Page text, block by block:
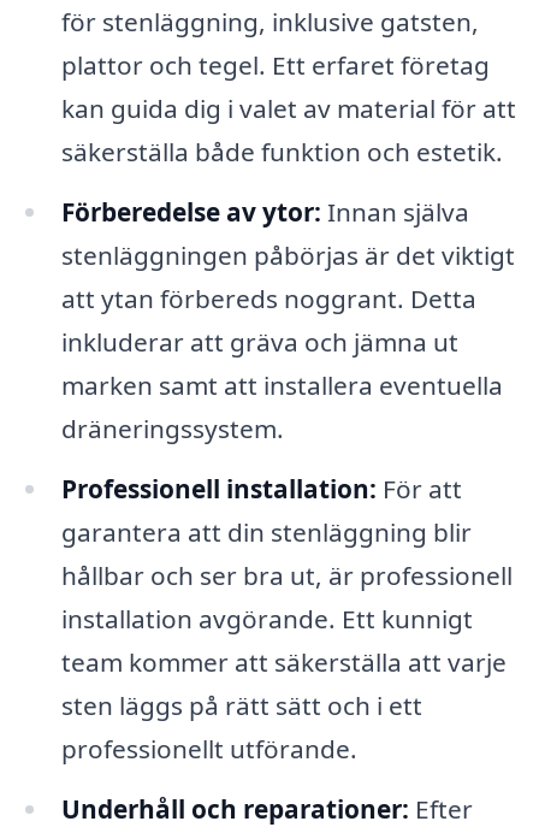
för stenläggning, inklusive gatsten,
plattor och tegel. Ett erfaret företag
kan guida dig i valet av material för att
säkerställa både funktion och estetik.
Förberedelse av ytor: Innan själva
stenläggningen påbörjas är det viktigt
att ytan förbereds noggrant. Detta
inkluderar att gräva och jämna ut
marken samt att installera eventuella
dräneringssystem.
Professionell installation: För att
garantera att din stenläggning blir
hållbar och ser bra ut, är professionell
installation avgörande. Ett kunnigt
team kommer att säkerställa att varje
sten läggs på rätt sätt och i ett
professionellt utförande.
Underhåll och reparationer: Efter